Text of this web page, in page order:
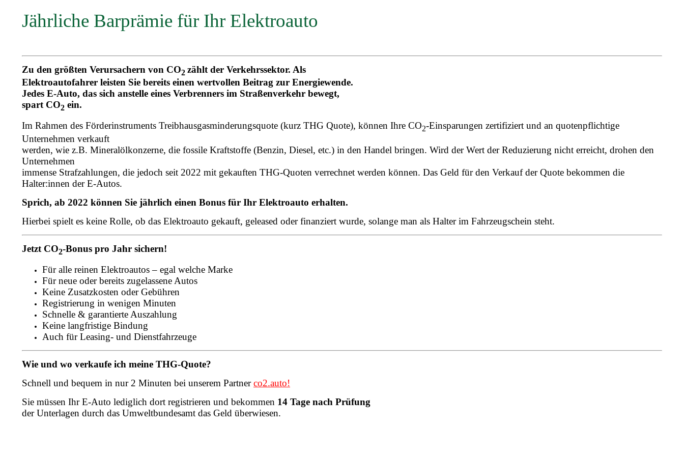
Jährliche Barprämie für Ihr Elektroauto
Zu den größten Verursachern von CO2 zählt der Verkehrssektor. Als
Elektroautofahrer leisten Sie bereits einen wertvollen Beitrag zur Energiewende.
Jedes E-Auto, das sich anstelle eines Verbrenners im Straßenverkehr bewegt,
spart CO2 ein.
Im Rahmen des Förderinstruments Treibhausgasminderungsquote (kurz THG Quote), können Ihre CO2-Einsparungen zertifiziert und an quotenpflichtige
Unternehmen verkauft
werden, wie z.B. Mineralölkonzerne, die fossile Kraftstoffe (Benzin, Diesel, etc.) in den Handel bringen. Wird der Wert der Reduzierung nicht erreicht, drohen den
Unternehmen
immense Strafzahlungen, die jedoch seit 2022 mit gekauften THG-Quoten verrechnet werden können. Das Geld für den Verkauf der Quote bekommen die
Halter:innen der E-Autos.
Sprich, ab 2022 können Sie jährlich einen Bonus für Ihr Elektroauto erhalten.
Hierbei spielt es keine Rolle, ob das Elektroauto gekauft, geleased oder finanziert wurde, solange man als Halter im Fahrzeugschein steht.
Jetzt CO2-Bonus pro Jahr sichern!
Für alle reinen Elektroautos – egal welche Marke
Für neue oder bereits zugelassene Autos
Keine Zusatzkosten oder Gebühren
Registrierung in wenigen Minuten
Schnelle & garantierte Auszahlung
Keine langfristige Bindung
Auch für Leasing- und Dienstfahrzeuge
Wie und wo verkaufe ich meine THG-Quote?
Schnell und bequem in nur 2 Minuten bei unserem Partnerco2.auto!
Sie müssen Ihr E-Auto lediglich dort registrieren und bekommen 14 Tage nach Prüfung
der Unterlagen durch das Umweltbundesamt das Geld überwiesen.